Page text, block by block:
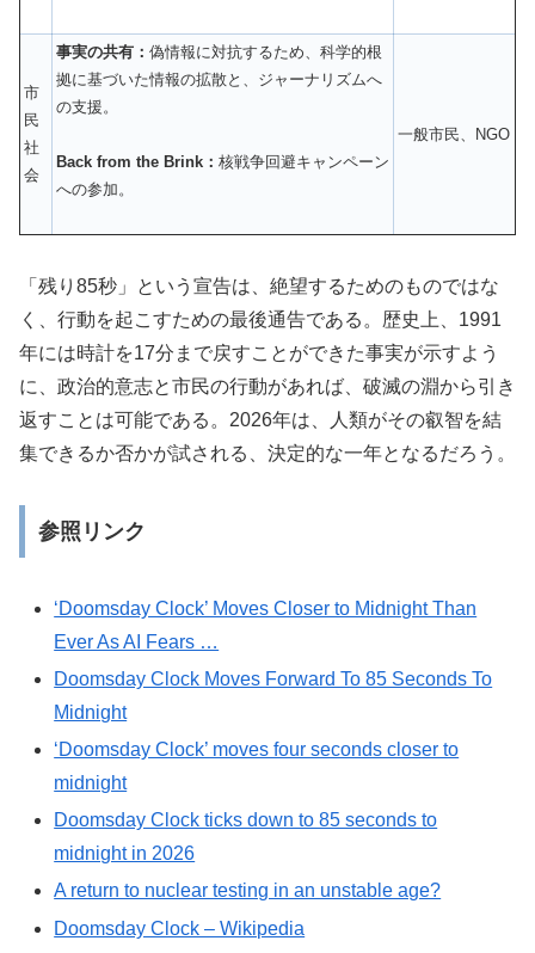
市
民
社
会
事実の共有： 偽情報に対抗するため、科学的根
拠に基づいた情報の拡散と、ジャーナリズムへ
の支援。
Back from the Brink： 核戦争回避キャンペーン
への参加。
一般市民、NGO
「残り85秒」という宣告は、絶望するためのものではな
く、行動を起こすための最後通告である。歴史上、1991
年には時計を17分まで戻すことができた事実が示すよう
に、政治的意志と市民の行動があれば、破滅の淵から引き
返すことは可能である。2026年は、人類がその叡智を結
集できるか否かが試される、決定的な一年となるだろう。
参照リンク
‘Doomsday Clock’ Moves Closer to Midnight Than
Ever As AI Fears …
Doomsday Clock Moves Forward To 85 Seconds To
Midnight
‘Doomsday Clock’ moves four seconds closer to
midnight
Doomsday Clock ticks down to 85 seconds to
midnight in 2026
A return to nuclear testing in an unstable age?
Doomsday Clock – Wikipedia